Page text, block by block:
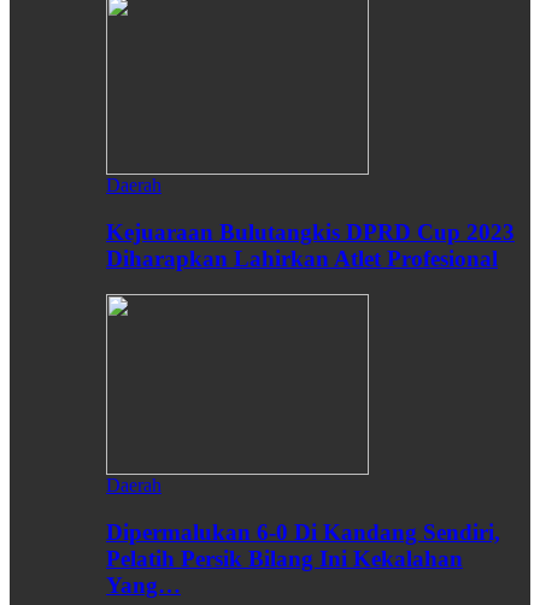
Daerah
Kejuaraan Bulutangkis DPRD Cup 2023
Diharapkan Lahirkan Atlet Profesional
Daerah
Dipermalukan 6-0 Di Kandang Sendiri,
Pelatih Persik Bilang Ini Kekalahan
Yang…